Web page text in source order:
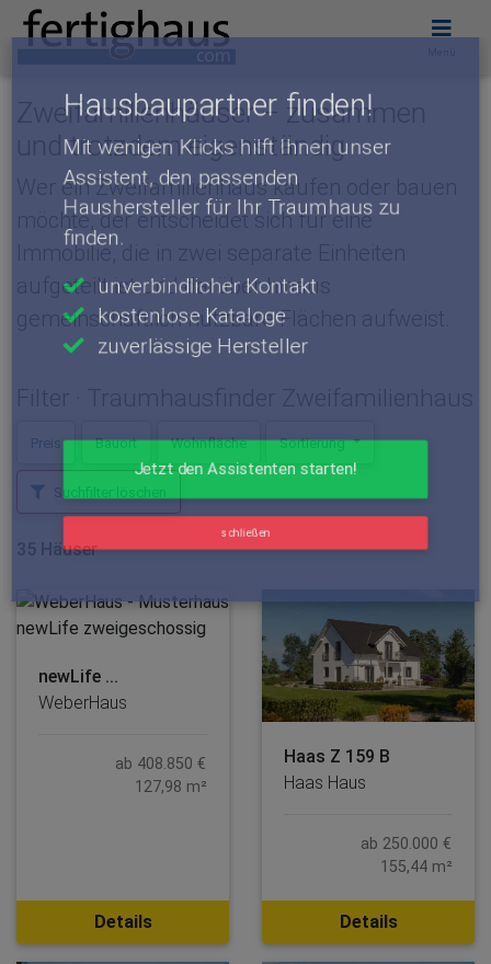
Mit wenigen Klicks hilft Ihnen unser
Assistent, den passenden
Haushersteller für Ihr Traumhaus zu
finden.
kostenlose Kataloge
zuverlässige Hersteller
Jetzt den Assistenten starten!
Zweifamilienhäuser – zusammen
und trotzdem eigenständig
Wer ein Zweifamilienhaus kaufen oder bauen
möchte, der entscheidet sich für eine
Immobilie, die in zwei separate Einheiten
aufgeteilt ist und darüber hinaus
gemeinschaftlich nutzbare Flächen aufweist.
Preis Bauort Wohnfläche Sortierung
Suchfilter löschen
35 Häuser
newLife ...
WeberHaus
ab 408.850 €
127,98 m²
Details
Haas Z 159 B
Haas Haus
ab 250.000 €
155,44 m²
Details